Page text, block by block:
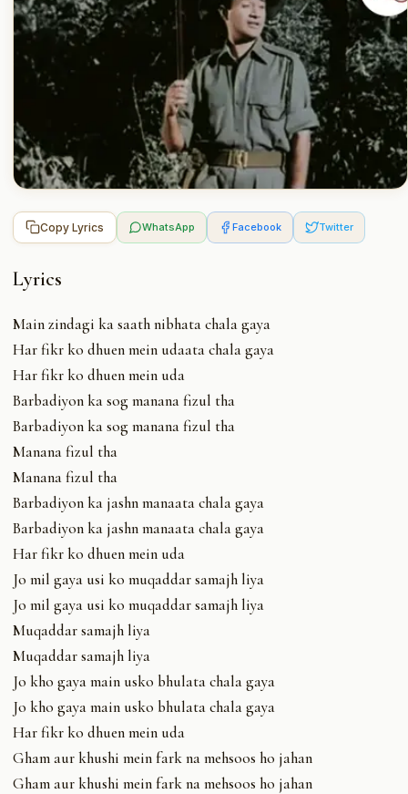
Copy Lyrics WhatsApp Facebook Twitter
Lyrics
Main zindagi ka saath nibhata chala gaya
Har fikr ko dhuen mein udaata chala gaya
Har fikr ko dhuen mein uda
Barbadiyon ka sog manana fizul tha
Barbadiyon ka sog manana fizul tha
Manana fizul tha
Manana fizul tha
Barbadiyon ka jashn manaata chala gaya
Barbadiyon ka jashn manaata chala gaya
Har fikr ko dhuen mein uda
Jo mil gaya usi ko muqaddar samajh liya
Jo mil gaya usi ko muqaddar samajh liya
Muqaddar samajh liya
Muqaddar samajh liya
Jo kho gaya main usko bhulata chala gaya
Jo kho gaya main usko bhulata chala gaya
Har fikr ko dhuen mein uda
Gham aur khushi mein fark na mehsoos ho jahan
Gham aur khushi mein fark na mehsoos ho jahan